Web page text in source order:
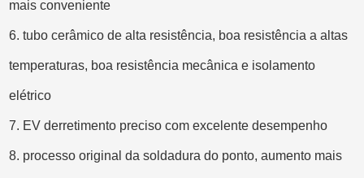
mais conveniente
6. tubo cerâmico de alta resistência, boa resistência a altas
temperaturas, boa resistência mecânica e isolamento
elétrico
7. EV derretimento preciso com excelente desempenho
8. processo original da soldadura do ponto, aumento mais